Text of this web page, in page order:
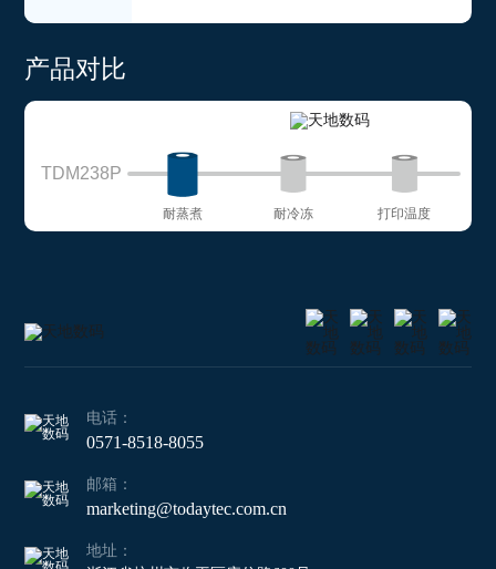
产品对比
TDM238P
耐蒸煮 耐冷冻 打印温度
电话：
0571-8518-8055
邮箱：
marketing@todaytec.com.cn
地址：